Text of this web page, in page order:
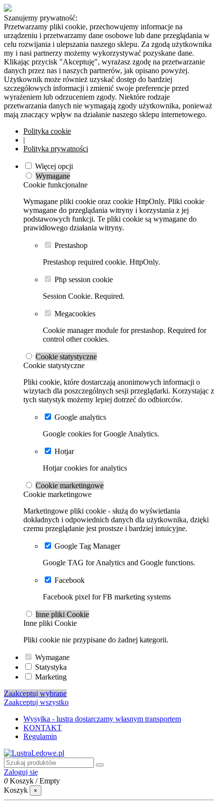
Szanujemy prywatność:
Przetwarzamy pliki cookie, przechowujemy informacje na
urządzeniu i przetwarzamy dane osobowe lub dane przeglądania w
celu rozwijania i ulepszania naszego sklepu. Za zgodą użytkownika
my i nasi partnerzy możemy wykorzystywać pozyskane dane.
Klikając przycisk "Akceptuję", wyrażasz zgodę na przetwarzanie
danych przez nas i naszych partnerów, jak opisano powyżej.
Użytkownik może również uzyskać dostęp do bardziej
szczegółowych informacji i zmienić swoje preferencje przed
wyrażeniem lub odrzuceniem zgody. Niektóre rodzaje
przetwarzania danych nie wymagają zgody użytkownika, ponieważ
mają znaczący wpływ na działanie naszego sklepu internetowego.
Polityka cookie
|
Polityka prywatności
Więcej opcji
Wymagane
Cookie funkcjonalne
Wymagane pliki cookie oraz cookie HttpOnly. Pliki cookie
wymagane do przeglądania witryny i korzystania z jej
podstawowych funkcji. Te pliki cookie są wymagane do
prawidłowego działania witryny.
Prestashop
Prestashop required cookie. HttpOnly.
Php session cookie
Session Cookie. Required.
Megacookies
Cookie manager module for prestashop. Required for
control other cookies.
Cookie statystyczne
Cookie statystyczne
Pliki cookie, które dostarczają anonimowych informacji o
wizytach dla poszczególnych sesji przeglądarki. Korzystając z
tych statystyk możemy lepiej dotrzeć do odbiorców.
Google analytics
Google cookies for Google Analytics.
Hotjar
Hotjar cookies for analytics
Cookie marketingowe
Cookie marketingowe
Marketingowe pliki cookie - służą do wyświetlania
dokładnych i odpowiednich danych dla użytkownika, dzięki
czemu przeglądanie jest prostsze i bardziej intuicyjne.
Google Tag Manager
Google TAG for Analytics and Google functions.
Facebook
Facebook pixel for FB marketing systems
Inne pliki Cookie
Inne pliki Cookie
Pliki cookie nie przypisane do żadnej kategorii.
Wymagane
Statystyka
Marketing
Zaakceptuj wybrane
Zaakceptuj wszystko
Wysyłka - lustra dostarczamy własnym transportem
KONTAKT
Regulamin
Zaloguj się
0 Koszyk /Empty
Koszyk
×